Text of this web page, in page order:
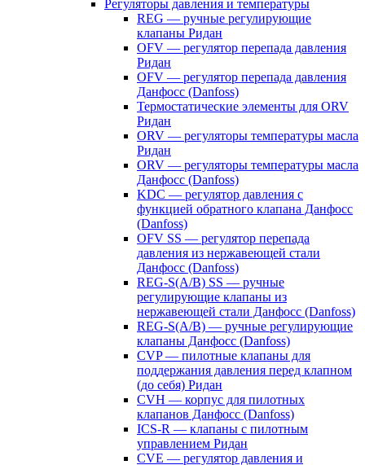
Регуляторы давления и температуры
REG — ручные регулирующие
клапаны Ридан
OFV — регулятор перепада давления
Ридан
OFV — регулятор перепада давления
Данфосс (Danfoss)
Термостатические элементы для ORV
Ридан
ORV — регуляторы температуры масла
Ридан
ORV — регуляторы температуры масла
Данфосс (Danfoss)
KDC — регулятор давления с
функцией обратного клапана Данфосс
(Danfoss)
OFV SS — регулятор перепада
давления из нержавеющей стали
Данфосс (Danfoss)
REG-S(A/B) SS — ручные
регулирующие клапаны из
нержавеющей стали Данфосс (Danfoss)
REG-S(A/B) — ручные регулирующие
клапаны Данфосс (Danfoss)
CVP — пилотные клапаны для
поддержания давления перед клапном
(до себя) Ридан
CVH — корпус для пилотных
клапанов Данфосс (Danfoss)
ICS-R — клапаны с пилотным
управлением Ридан
CVE — регулятор давления и